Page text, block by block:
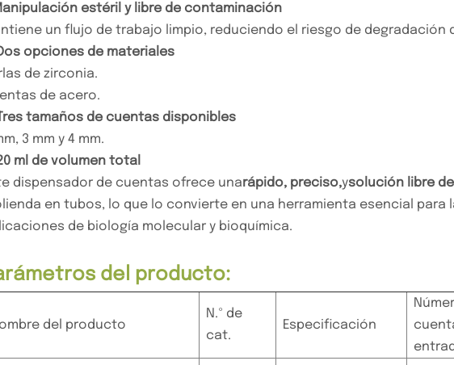
estéril y libre de contaminación
un flujo de trabajo limpio, reduciendo el riesgo de degradación
opciones de materiales
de zirconia.
de acero.
tamaños de cuentas disponibles
3 mm y 4 mm.
ml de volumen total
dispensador de cuentas ofrece unarápido, preciso,ysolución libre
en tubos, lo que lo convierte en una herramienta esencial
de biología molecular y bioquímica.
del producto:
del producto
N.º de
cat.
Especificación